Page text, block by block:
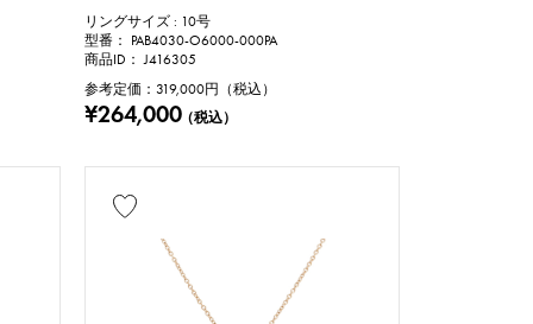
号
リングサイズ : 10号
型番： PAB4030-O6000-000PA
商品ID： J416305
参考定価： 319,000円（税込）
¥264,000（税込）